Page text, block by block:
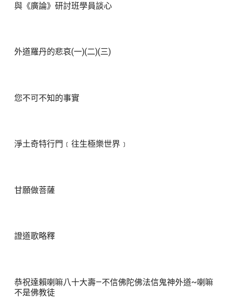
與《廣論》研討班學員談心
外道羅丹的悲哀(一)(二)(三)
您不可不知的事實
淨土奇特行門﹝往生極樂世界﹞
甘願做菩薩
證道歌略釋
恭祝達賴喇嘛八十大壽—不信佛陀佛法信鬼神外道~喇嘛
不是佛教徒